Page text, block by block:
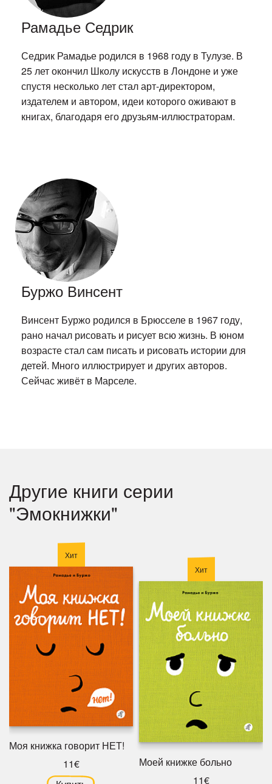
Рамадье Седрик
Седрик Рамадье родился в 1968 году в Тулузе. В
25 лет окончил Школу искусств в Лондоне и уже
спустя несколько лет стал арт-директором,
издателем и автором, идеи которого оживают в
книгах, благодаря его друзьям-иллюстраторам.
Буржо Винсент
Винсент Буржо родился в Брюсселе в 1967 году,
рано начал рисовать и рисует всю жизнь. В юном
возрасте стал сам писать и рисовать истории для
детей. Много иллюстрирует и других авторов.
Сейчас живёт в Марселе.
Другие книги серии
"Эмокнижки"
Хит
Моя книжка говорит НЕТ!
11€
Хит
Моей книжке больно
11€